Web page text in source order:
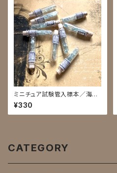
ミニチュア試験管入標本／海色
森色蛍石
¥330
CATEGORY